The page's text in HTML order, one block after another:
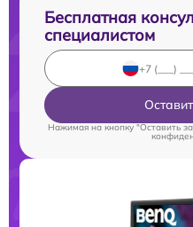
Бесплатная
специалистом
Нажимая на кнопку "Оставить